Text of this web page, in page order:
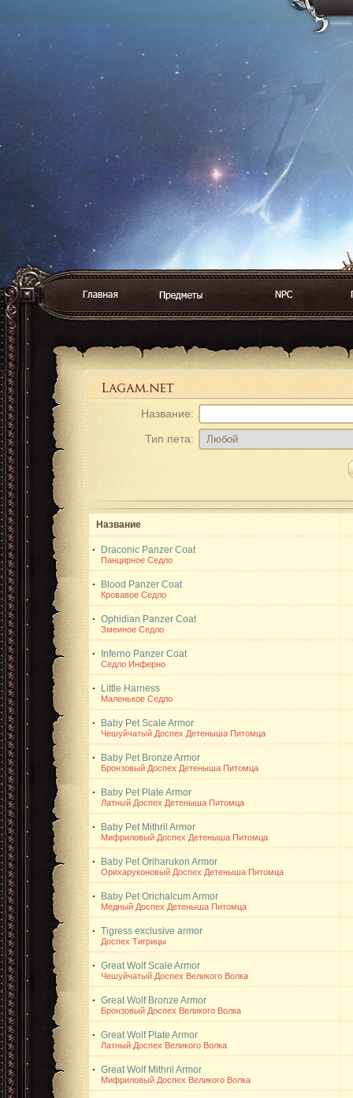
Название:
Тип пета:
Название
Draconic Panzer Coat
Панцирное Седло
Blood Panzer Coat
Кровавое Седло
Ophidian Panzer Coat
Змеиное Седло
Inferno Panzer Coat
Седло Инферно
Little Harness
Маленькое Седло
Baby Pet Scale Armor
Чешуйчатый Доспех Детеныша Питомца
Baby Pet Bronze Armor
Бронзовый Доспех Детеныша Питомца
Baby Pet Plate Armor
Латный Доспех Детеныша Питомца
Baby Pet Mithril Armor
Мифриловый Доспех Детеныша Питомца
Baby Pet Oriharukon Armor
Орихаруконовый Доспех Детеныша Питомца
Baby Pet Orichalcum Armor
Медный Доспех Детеныша Питомца
Tigress exclusive armor
Доспех Тигрицы
Great Wolf Scale Armor
Чешуйчатый Доспех Великого Волка
Great Wolf Bronze Armor
Бронзовый Доспех Великого Волка
Great Wolf Plate Armor
Латный Доспех Великого Волка
Great Wolf Mithril Armor
Мифриловый Доспех Великого Волка